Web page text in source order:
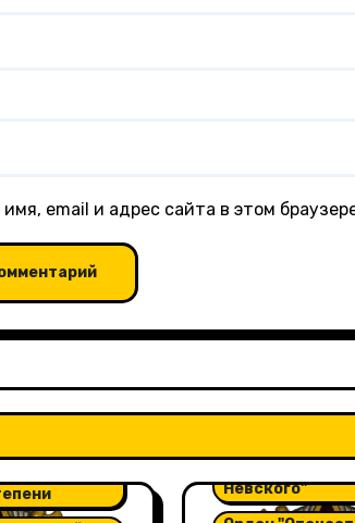
email и адрес сайта в этом
Невского"